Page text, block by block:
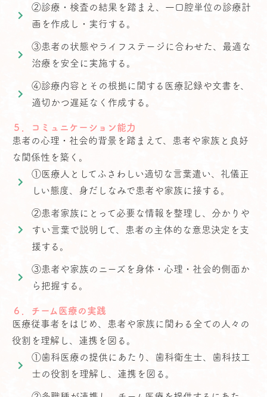
②診療・検査の結果を踏まえ、一口腔単位の診療計
画を作成し・実行する。
③患者の状態やライフステージに合わせた、最適な
治療を安全に実施する。
④診療内容とその根拠に関する医療記録や文書を、
適切かつ遅延なく作成する。
５．コミュニケーション能力
患者の心理・社会的背景を踏まえて、患者や家族と良好
な関係性を築く。
①医療人としてふさわしい適切な言葉遣い、礼儀正
しい態度、身だしなみで患者や家族に接する。
②患者家族にとって必要な情報を整理し、分かりや
すい言葉で説明して、患者の主体的な意思決定を支
援する。
③患者や家族のニーズを身体・心理・社会的側面か
ら把握する。
６．チーム医療の実践
医療従事者をはじめ、患者や家族に関わる全ての人々の
役割を理解し、連携を図る。
①歯科医療の提供にあたり、歯科衛生士、歯科技工
士の役割を理解し、連携を図る。